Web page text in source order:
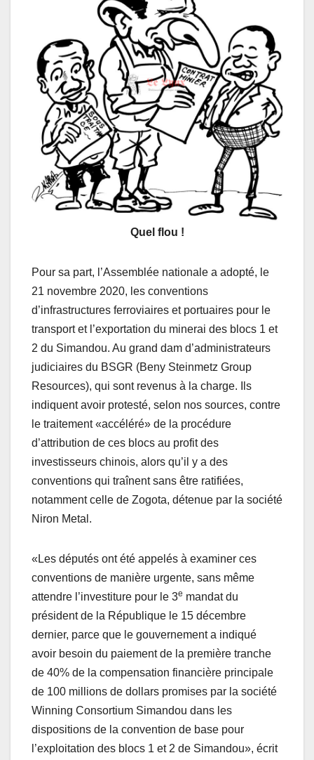
Quel flou !
Pour sa part, l’Assemblée nationale a adopté, le
21 novembre 2020, les conventions
d’infrastructures ferroviaires et portuaires pour le
transport et l’exportation du minerai des blocs 1 et
2 du Simandou. Au grand dam d’administrateurs
judiciaires du BSGR (Beny Steinmetz Group
Resources), qui sont revenus à la charge. Ils
indiquent avoir protesté, selon nos sources, contre
le traitement «accéléré» de la procédure
d’attribution de ces blocs au profit des
investisseurs chinois, alors qu’il y a des
conventions qui traînent sans être ratifiées,
notamment celle de Zogota, détenue par la société
Niron Metal.
«Les députés ont été appelés à examiner ces
conventions de manière urgente, sans même
attendre l’investiture pour le 3e mandat du
président de la République le 15 décembre
dernier, parce que le gouvernement a indiqué
avoir besoin du paiement de la première tranche
de 40% de la compensation financière principale
de 100 millions de dollars promises par la société
Winning Consortium Simandou dans les
dispositions de la convention de base pour
l’exploitation des blocs 1 et 2 de Simandou», écrit